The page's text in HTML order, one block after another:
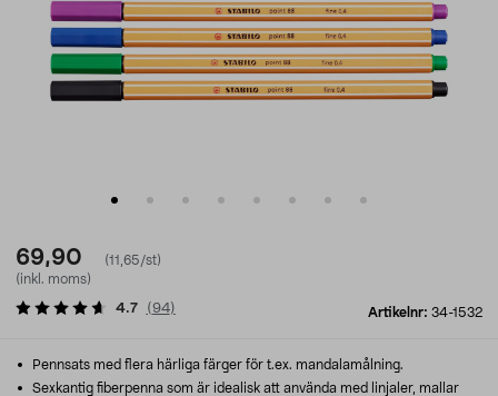
69,90
(11,65/st)
(inkl. moms)
Artikelnr: 34-1532
4.7 (94)
Pennsats med flera härliga färger för t.ex. mandalamålning.
Sexkantig fiberpenna som är idealisk att använda med linjaler, mallar